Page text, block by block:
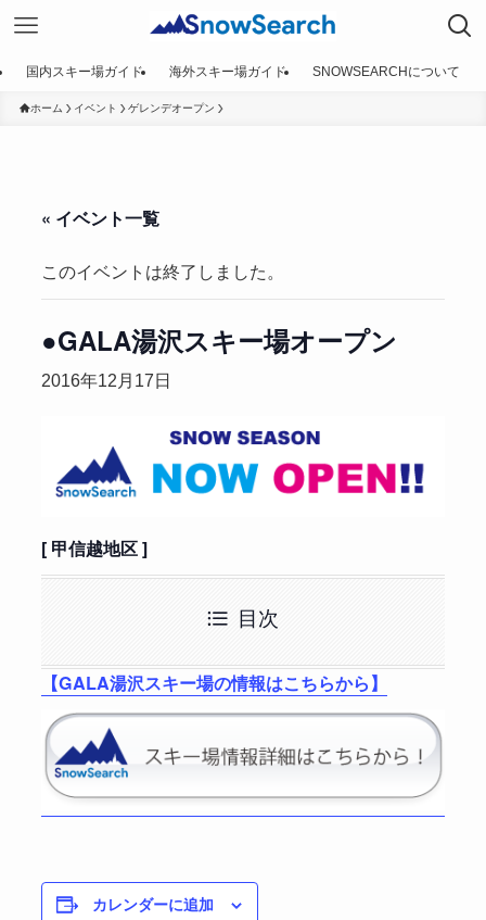
国内スキー場ガイド 海外スキー場ガイド SNOWSEARCHについて
ホーム イベント ゲレンデオープン
« イベント一覧
このイベントは終了しました。
●GALA湯沢スキー場オープン
2016年12月17日
[ 甲信越地区 ]
目次
【GALA湯沢スキー場の情報はこちらから】
カレンダーに追加